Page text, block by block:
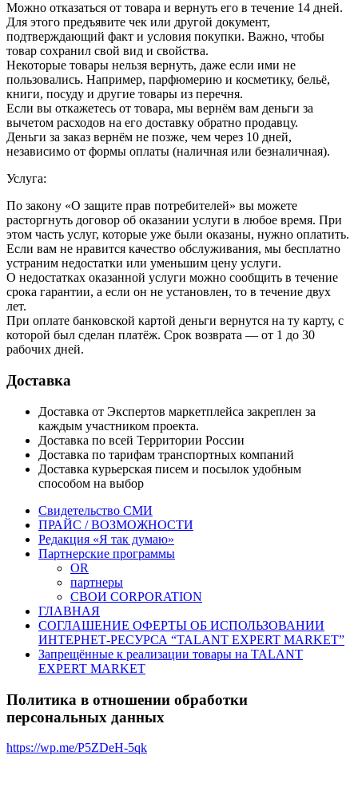
Можно отказаться от товара и вернуть его в течение 14 дней.
Для этого предъявите чек или другой документ,
подтверждающий факт и условия покупки. Важно, чтобы
товар сохранил свой вид и свойства.
Некоторые товары нельзя вернуть, даже если ими не
пользовались. Например, парфюмерию и косметику, бельё,
книги, посуду и другие товары из перечня.
Если вы откажетесь от товара, мы вернём вам деньги за
вычетом расходов на его доставку обратно продавцу.
Деньги за заказ вернём не позже, чем через 10 дней,
независимо от формы оплаты (наличная или безналичная).
Услуга:
По закону «О защите прав потребителей» вы можете
расторгнуть договор об оказании услуги в любое время. При
этом часть услуг, которые уже были оказаны, нужно оплатить.
Если вам не нравится качество обслуживания, мы бесплатно
устраним недостатки или уменьшим цену услуги.
О недостатках оказанной услуги можно сообщить в течение
срока гарантии, а если он не установлен, то в течение двух
лет.
При оплате банковской картой деньги вернутся на ту карту, с
которой был сделан платёж. Срок возврата — от 1 до 30
рабочих дней.
Доставка
Доставка от Экспертов маркетплейса закреплен за
каждым участником проекта.
Доставка по всей Территории России
Доставка по тарифам транспортных компаний
Доставка курьерская писем и посылок удобным
способом на выбор
Свидетельство СМИ
ПРАЙС / ВОЗМОЖНОСТИ
Редакция «Я так думаю»
Партнерские программы
OR
партнеры
СВОИ CORPORATION
ГЛАВНАЯ
СОГЛАШЕНИЕ ОФЕРТЫ ОБ ИСПОЛЬЗОВАНИИ
ИНТЕРНЕТ-РЕСУРСА “TALANT EXPERT MARKET”
Запрещённые к реализации товары на TALANT
EXPERT MARKET
Политика в отношении обработки
персональных данных
https://wp.me/P5ZDeH-5qk